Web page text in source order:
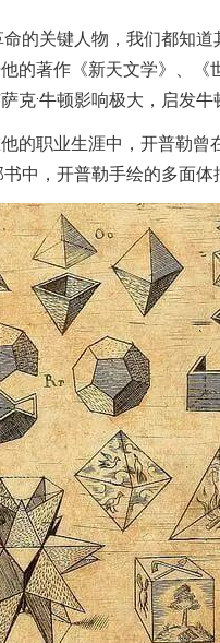
的关键人物，我们都知
的著作《新天文学》、《
·牛顿影响极大，启发牛
的职业生涯中，开普勒曾
中，开普勒手绘的多面体